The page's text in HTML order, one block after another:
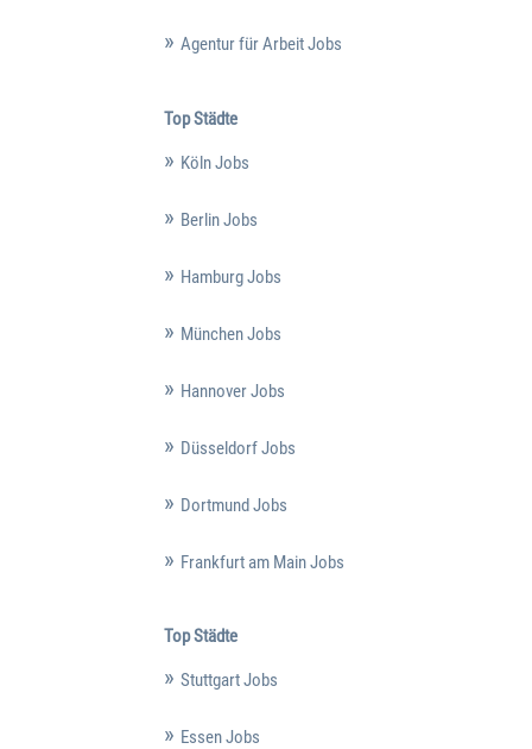
Agentur für Arbeit Jobs
Top Städte
Köln Jobs
Berlin Jobs
Hamburg Jobs
München Jobs
Hannover Jobs
Düsseldorf Jobs
Dortmund Jobs
Frankfurt am Main Jobs
Top Städte
Stuttgart Jobs
Essen Jobs